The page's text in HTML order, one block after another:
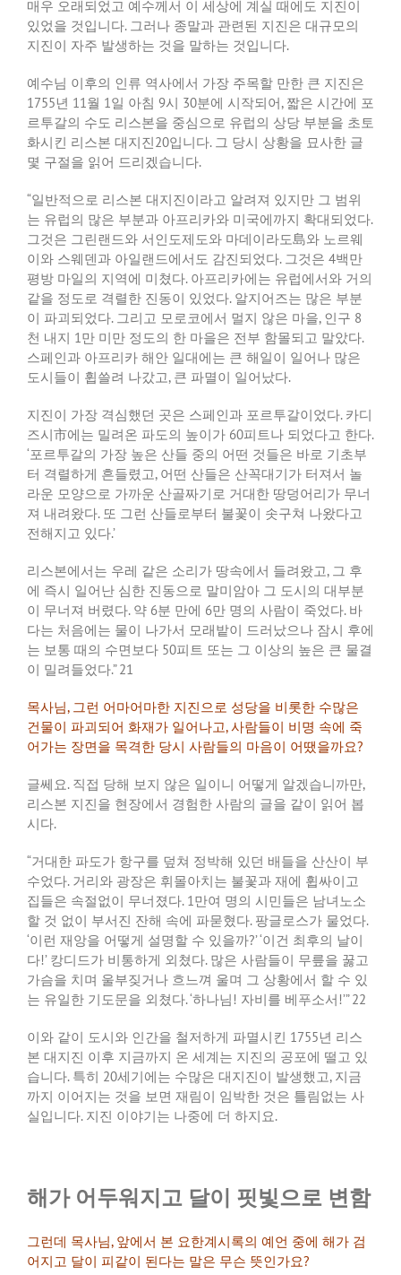
매우 오래되었고 예수께서 이 세상에 계실 때에도 지진이
있었을 것입니다. 그러나 종말과 관련된 지진은 대규모의
지진이 자주 발생하는 것을 말하는 것입니다.
예수님 이후의 인류 역사에서 가장 주목할 만한 큰 지진은
1755년 11월 1일 아침 9시 30분에 시작되어, 짧은 시간에 포
르투갈의 수도 리스본을 중심으로 유럽의 상당 부분을 초토
화시킨 리스본 대지진20입니다. 그 당시 상황을 묘사한 글
몇 구절을 읽어 드리겠습니다.
“일반적으로 리스본 대지진이라고 알려져 있지만 그 범위
는 유럽의 많은 부분과 아프리카와 미국에까지 확대되었다.
그것은 그린랜드와 서인도제도와 마데이라도島와 노르웨
이와 스웨덴과 아일랜드에서도 감진되었다. 그것은 4백만
평방 마일의 지역에 미쳤다. 아프리카에는 유럽에서와 거의
같을 정도로 격렬한 진동이 있었다. 알지어즈는 많은 부분
이 파괴되었다. 그리고 모로코에서 멀지 않은 마을, 인구 8
천 내지 1만 미만 정도의 한 마을은 전부 함몰되고 말았다.
스페인과 아프리카 해안 일대에는 큰 해일이 일어나 많은
도시들이 휩쓸려 나갔고, 큰 파멸이 일어났다.
지진이 가장 격심했던 곳은 스페인과 포르투갈이었다. 카디
즈시市에는 밀려온 파도의 높이가 60피트나 되었다고 한다.
‘포르투갈의 가장 높은 산들 중의 어떤 것들은 바로 기초부
터 격렬하게 흔들렸고, 어떤 산들은 산꼭대기가 터져서 놀
라운 모양으로 가까운 산골짜기로 거대한 땅덩어리가 무너
져 내려왔다. 또 그런 산들로부터 불꽃이 솟구쳐 나왔다고
전해지고 있다.’
리스본에서는 우레 같은 소리가 땅속에서 들려왔고, 그 후
에 즉시 일어난 심한 진동으로 말미암아 그 도시의 대부분
이 무너져 버렸다. 약 6분 만에 6만 명의 사람이 죽었다. 바
다는 처음에는 물이 나가서 모래밭이 드러났으나 잠시 후에
는 보통 때의 수면보다 50피트 또는 그 이상의 높은 큰 물결
이 밀려들었다.” 21
목사님, 그런 어마어마한 지진으로 성당을 비롯한 수많은
건물이 파괴되어 화재가 일어나고,사람들이 비명 속에 죽
어가는 장면을 목격한 당시 사람들의 마음이 어땠을까요?
글쎄요. 직접 당해 보지 않은 일이니 어떻게 알겠습니까만,
리스본 지진을 현장에서 경험한 사람의 글을 같이 읽어 봅
시다.
“거대한 파도가 항구를 덮쳐 정박해 있던 배들을 산산이 부
수었다. 거리와 광장은 휘몰아치는 불꽃과 재에 휩싸이고
집들은 속절없이 무너졌다. 1만여 명의 시민들은 남녀노소
할 것 없이 부서진 잔해 속에 파묻혔다. 팡글로스가 물었다.
‘이런 재앙을 어떻게 설명할 수 있을까?’ ‘이건 최후의 날이
다!’ 캉디드가 비통하게 외쳤다. 많은 사람들이 무릎을 꿇고
가슴을 치며 울부짖거나 흐느껴 울며 그 상황에서 할 수 있
는 유일한 기도문을 외쳤다. ‘하나님! 자비를 베푸소서!’” 22
이와 같이 도시와 인간을 철저하게 파멸시킨 1755년 리스
본 대지진 이후 지금까지 온 세계는 지진의 공포에 떨고 있
습니다. 특히 20세기에는 수많은 대지진이 발생했고, 지금
까지 이어지는 것을 보면 재림이 임박한 것은 틀림없는 사
실입니다. 지진 이야기는 나중에 더 하지요.
해가 어두워지고 달이 핏빛으로 변함
그런데 목사님, 앞에서 본 요한계시록의 예언 중에 해가 검
어지고 달이 피같이 된다는 말은 무슨 뜻인가요?